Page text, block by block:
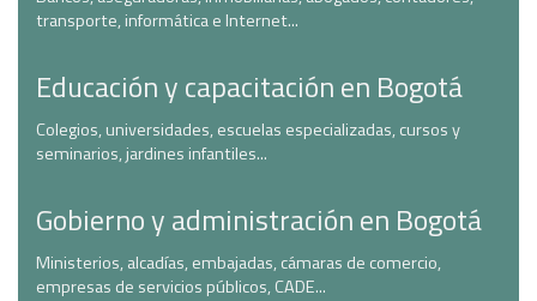
transporte, informática e Internet...
Educación y capacitación en Bogotá
Colegios, universidades, escuelas especializadas, cursos y
seminarios, jardines infantiles...
Gobierno y administración en Bogotá
Ministerios, alcadías, embajadas, cámaras de comercio,
empresas de servicios públicos, CADE...